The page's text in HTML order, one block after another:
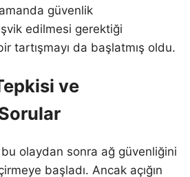
güvenlik
edilmesi gerektiği
tartışmayı da başlatmış oldu.
ve
olaydan sonra ağ güvenliğini
başladı. Ancak açığın